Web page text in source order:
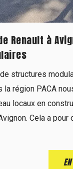
Renault à
structures
la région PACA
locaux en
Cela a